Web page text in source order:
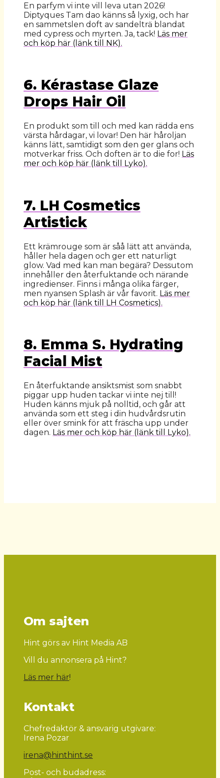
En parfym vi inte vill leva utan 2026!
Diptyques Tam dao känns så lyxig, och har
en sammetslen doft av sandelträ blandat
med cypress och myrten. Ja, tack! Läs mer
och köp här (länk till NK).
6. Kérastase Glaze
Drops Hair Oil
En produkt som till och med kan rädda ens
värsta hårdagar, vi lovar! Den här håroljan
känns lätt, samtidigt som den ger glans och
motverkar friss. Och doften är to die for! Läs
mer och köp här (länk till Lyko).
7. LH Cosmetics
Artistick
Ett krämrouge som är såå lätt att använda,
håller hela dagen och ger ett naturligt
glow. Vad med kan man begära? Dessutom
innehåller den återfuktande och närande
ingredienser. Finns i många olika färger,
men nyansen Splash är vår favorit. Läs mer
och köp här (länk till LH Cosmetics).
8. Emma S. Hydrating
Facial Mist
En återfuktande ansiktsmist som snabbt
piggar upp huden tackar vi inte nej till!
Huden känns mjuk på nolltid, och går att
använda som ett steg i din hudvårdsrutin
eller över smink för att fräscha upp under
dagen. Läs mer och köp här (länk till Lyko).
Om sajten
Hint görs av Hint Media AB
Vill du annonsera på Hint?
Läs mer här!
Kontakt
Chefredaktör & ansvarig utgivare:
Irena Pozar
irena@hinthint.se
Post- och budadress: